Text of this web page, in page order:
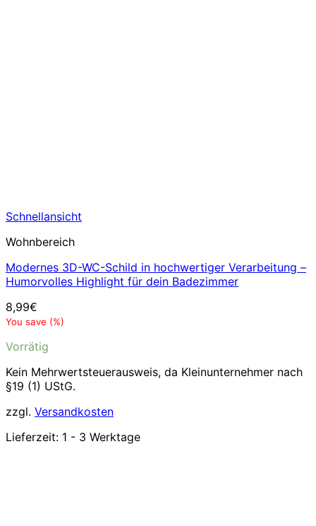
Schnellansicht
Wohnbereich
Modernes 3D-WC-Schild in hochwertiger Verarbeitung –
Humorvolles Highlight für dein Badezimmer
8,99€
You save (%)
Vorrätig
Kein Mehrwertsteuerausweis, da Kleinunternehmer nach
§19 (1) UStG.
zzgl. Versandkosten
Lieferzeit: 1 - 3 Werktage